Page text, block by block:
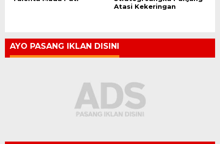
Atasi Kekeringan
AYO PASANG IKLAN DISINI